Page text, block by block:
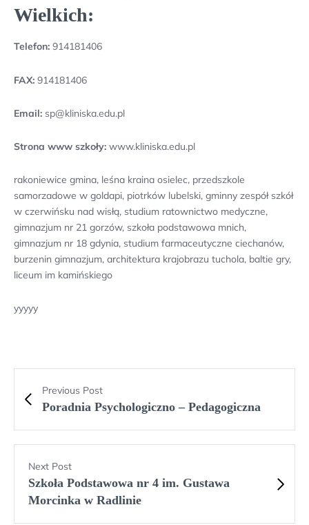
Wielkich:
Telefon: 914181406
FAX: 914181406
Email: sp@kliniska.edu.pl
Strona www szkoły: www.kliniska.edu.pl
rakoniewice gmina, leśna kraina osielec, przedszkole
samorzadowe w goldapi, piotrków lubelski, gminny zespół szkół
w czerwińsku nad wisłą, studium ratownictwo medyczne,
gimnazjum nr 21 gorzów, szkoła podstawowa mnich,
gimnazjum nr 18 gdynia, studium farmaceutyczne ciechanów,
burzenin gimnazjum, architektura krajobrazu tuchola, baltie gry,
liceum im kamińskiego
yyyyy
Previous Post
Poradnia Psychologiczno – Pedagogiczna
Next Post
Szkoła Podstawowa nr 4 im. Gustawa
Morcinka w Radlinie